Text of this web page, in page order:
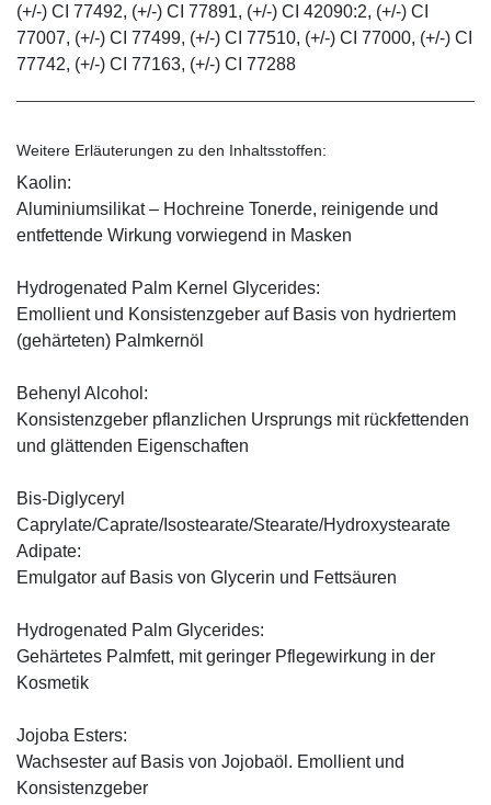
(+/-) CI 77492, (+/-) CI 77891, (+/-) CI 42090:2, (+/-) CI
77007, (+/-) CI 77499, (+/-) CI 77510, (+/-) CI 77000, (+/-) CI
77742, (+/-) CI 77163, (+/-) CI 77288
Weitere Erläuterungen zu den Inhaltsstoffen:
Kaolin:
Aluminiumsilikat – Hochreine Tonerde, reinigende und
entfettende Wirkung vorwiegend in Masken
Hydrogenated Palm Kernel Glycerides:
Emollient und Konsistenzgeber auf Basis von hydriertem
(gehärteten) Palmkernöl
Behenyl Alcohol:
Konsistenzgeber pflanzlichen Ursprungs mit rückfettenden
und glättenden Eigenschaften
Bis-Diglyceryl
Caprylate/Caprate/Isostearate/Stearate/Hydroxystearate
Adipate:
Emulgator auf Basis von Glycerin und Fettsäuren
Hydrogenated Palm Glycerides:
Gehärtetes Palmfett, mit geringer Pflegewirkung in der
Kosmetik
Jojoba Esters:
Wachsester auf Basis von Jojobaöl. Emollient und
Konsistenzgeber